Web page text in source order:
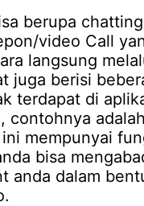
berupa
video Call
langsung
juga berisi
terdapat di
contohnya
mempunyai
bisa
anda dalam